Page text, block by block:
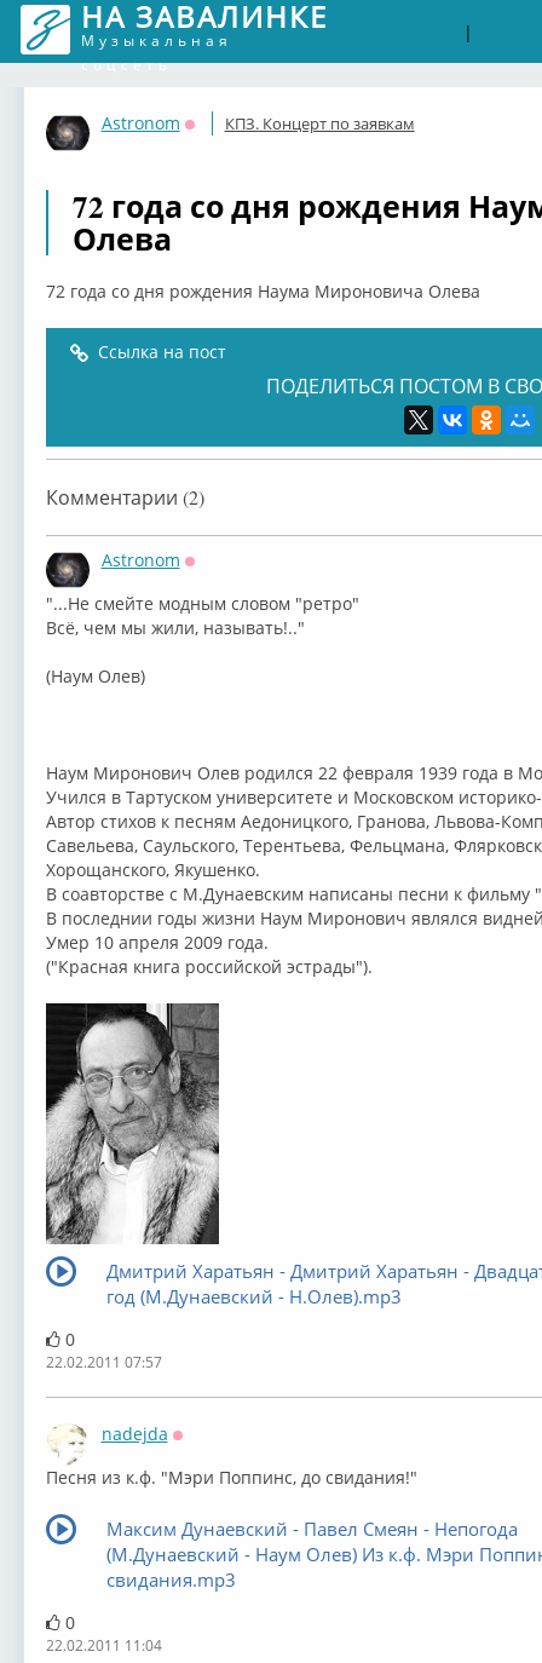
НА ЗАВАЛИНКЕ
Музыкальная
соцсеть
|
Astronom
Оффлайн
КПЗ. Концерт по заявкам
72 года со дня рождения
Олева
72 года со дня рождения Наума Мироновича Олева
Ссылка на пост
ПОДЕЛИТЬСЯ ПОСТОМ В
Комментарии (2)
Astronom
"...Не смейте модным словом "ретро"
Всё, чем мы жили, называть!.."
(Наум Олев)
Наум Миронович Олев родился 22 февраля 1939 года в
Учился в Тартуском университете и Московском
Автор стихов к песням Аедоницкого, Гранова, Львова-
Савельева, Саульского, Терентьева, Фельцмана,
Хорощанского, Якушенко.
В соавторстве с М.Дунаевским написаны песни к
В последнии годы жизни Наум Миронович являлся
Умер 10 апреля 2009 года.
("Красная книга российской эстрады").
Дмитрий Харатьян - Дмитрий Харатьян -
год (М.Дунаевский - Н.Олев).mp3
0
22.02.2011 07:57
nadejda
Песня из к.ф. "Мэри Поппинс, до свидания!"
Максим Дунаевский - Павел Смеян - Непогода
(М.Дунаевский - Наум Олев) Из к.ф. Мэри
свидания.mp3
0
22.02.2011 11:04